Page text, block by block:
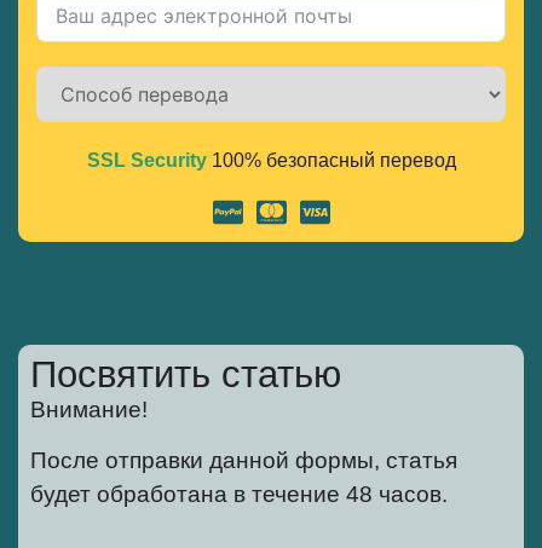
Alternative:
SSL Security100% безопасный перевод
Посвятить статью
Внимание!
После отправки данной формы, статья
будет обработана в течение 48 часов.